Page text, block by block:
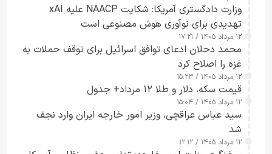
وزارت دادگستری آمریکا: شکایت NAACP علیه xAI
تهدیدی برای نوآوری هوش مصنوعی است
۱۲ مرداد ۱۴۰۵ / ۱۷:۲۱
محمد دحلان ادعای توافق اسرائیل برای توقف حملات به
غزه را اصلاح کرد
۱۲ مرداد ۱۴۰۵ / ۱۵:۲۳
قیمت سکه، دلار و طلا ۱۲ مرداد+ جدول
۱۲ مرداد ۱۴۰۵ / ۱۵:۰۴
سید عباس عراقچی، وزیر امور خارجه ایران وارد نجف
شد
۱۲ مرداد ۱۴۰۵ / ۱۲:۱۲